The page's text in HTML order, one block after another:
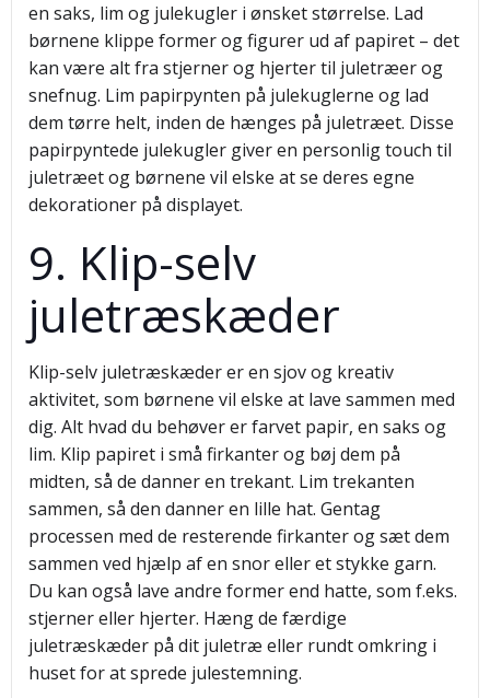
en saks, lim og julekugler i ønsket størrelse. Lad
børnene klippe former og figurer ud af papiret – det
kan være alt fra stjerner og hjerter til juletræer og
snefnug. Lim papirpynten på julekuglerne og lad
dem tørre helt, inden de hænges på juletræet. Disse
papirpyntede julekugler giver en personlig touch til
juletræet og børnene vil elske at se deres egne
dekorationer på displayet.
9. Klip-selv
juletræskæder
Klip-selv juletræskæder er en sjov og kreativ
aktivitet, som børnene vil elske at lave sammen med
dig. Alt hvad du behøver er farvet papir, en saks og
lim. Klip papiret i små firkanter og bøj dem på
midten, så de danner en trekant. Lim trekanten
sammen, så den danner en lille hat. Gentag
processen med de resterende firkanter og sæt dem
sammen ved hjælp af en snor eller et stykke garn.
Du kan også lave andre former end hatte, som f.eks.
stjerner eller hjerter. Hæng de færdige
juletræskæder på dit juletræ eller rundt omkring i
huset for at sprede julestemning.